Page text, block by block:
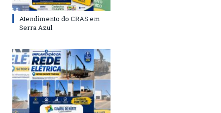
Atendimento do CRAS em
Serra Azul